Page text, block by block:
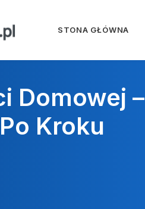
STONA GŁÓWNA
Domowej –
Kroku